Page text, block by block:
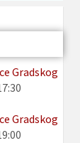
Gradskog
Gradskog